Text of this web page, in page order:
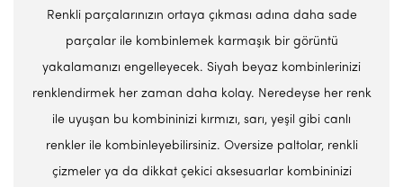
Renkli parçalarınızın ortaya çıkması adına daha sade
parçalar ile kombinlemek karmaşık bir görüntü
yakalamanızı engelleyecek. Siyah beyaz kombinlerinizi
renklendirmek her zaman daha kolay. Neredeyse her renk
ile uyuşan bu kombininizi kırmızı, sarı, yeşil gibi canlı
renkler ile kombinleyebilirsiniz. Oversize paltolar, renkli
çizmeler ya da dikkat çekici aksesuarlar kombininizi